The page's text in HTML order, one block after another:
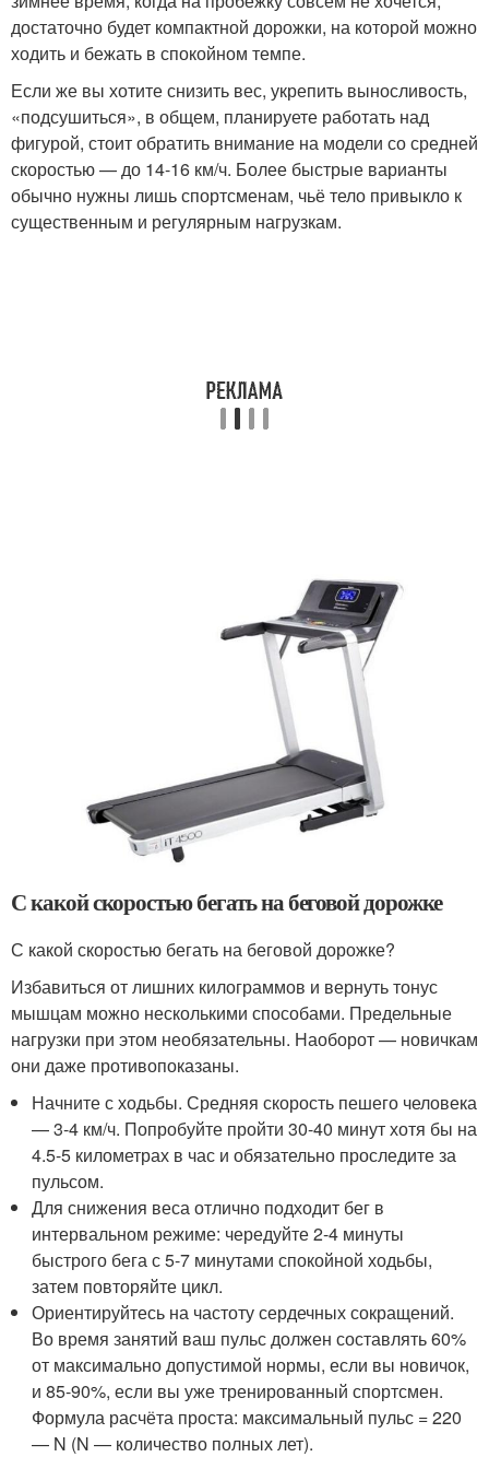
достаточно будет компактной дорожки, на которой можно
ходить и бежать в спокойном темпе.
Если же вы хотите снизить вес, укрепить выносливость,
«подсушиться», в общем, планируете работать над
фигурой, стоит обратить внимание на модели со средней
скоростью — до 14-16 км/ч. Более быстрые варианты
обычно нужны лишь спортсменам, чьё тело привыкло к
существенным и регулярным нагрузкам.
С какой скоростью бегать на беговой дорожке
С какой скоростью бегать на беговой дорожке?
Избавиться от лишних килограммов и вернуть тонус
мышцам можно несколькими способами. Предельные
нагрузки при этом необязательны. Наоборот — новичкам
они даже противопоказаны.
Начните с ходьбы. Средняя скорость пешего человека
— 3-4 км/ч. Попробуйте пройти 30-40 минут хотя бы на
4.5-5 километрах в час и обязательно проследите за
пульсом.
Для снижения веса отлично подходит бег в
интервальном режиме: чередуйте 2-4 минуты
быстрого бега с 5-7 минутами спокойной ходьбы,
затем повторяйте цикл.
Ориентируйтесь на частоту сердечных сокращений.
Во время занятий ваш пульс должен составлять 60%
от максимально допустимой нормы, если вы новичок,
и 85-90%, если вы уже тренированный спортсмен.
Формула расчёта проста: максимальный пульс = 220
— N (N — количество полных лет).